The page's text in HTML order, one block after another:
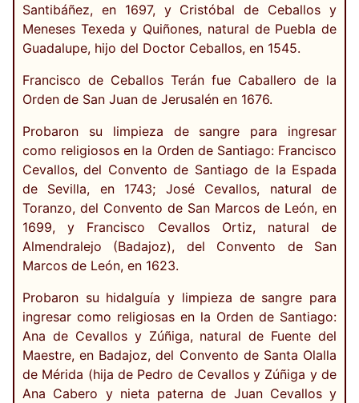
Santibáñez, en 1697, y Cristóbal de Ceballos y
Meneses Texeda y Quiñones, natural de Puebla de
Guadalupe, hijo del Doctor Ceballos, en 1545.
Francisco de Ceballos Terán fue Caballero de la
Orden de San Juan de Jerusalén en 1676.
Probaron su limpieza de sangre para ingresar
como religiosos en la Orden de Santiago: Francisco
Cevallos, del Convento de Santiago de la Espada
de Sevilla, en 1743; José Cevallos, natural de
Toranzo, del Convento de San Marcos de León, en
1699, y Francisco Cevallos Ortiz, natural de
Almendralejo (Badajoz), del Convento de San
Marcos de León, en 1623.
Probaron su hidalguía y limpieza de sangre para
ingresar como religiosas en la Orden de Santiago:
Ana de Cevallos y Zúñiga, natural de Fuente del
Maestre, en Badajoz, del Convento de Santa Olalla
de Mérida (hija de Pedro de Cevallos y Zúñiga y de
Ana Cabero y nieta paterna de Juan Cevallos y